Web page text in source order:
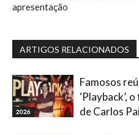
apresentação
ARTIGOS RELACIONADOS
2026
Famosos
‘Playback’,
de Carlos